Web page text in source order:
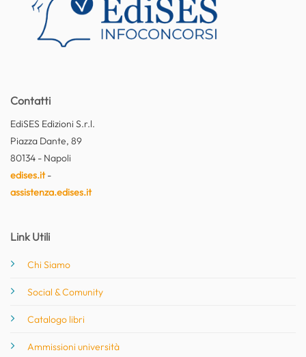
Contatti
EdiSES Edizioni S.r.l.
Piazza Dante, 89
80134 - Napoli
edises.it-
assistenza.edises.it
Link Utili
Chi Siamo
Social & Comunity
Catalogo libri
Ammissioni università